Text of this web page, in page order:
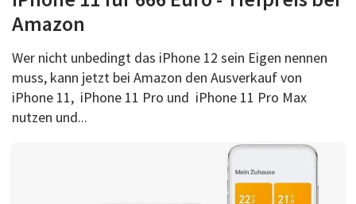
Amazon
Wer nicht unbedingt das iPhone 12 sein Eigen nennen
muss, kann jetzt bei Amazon den Ausverkauf von
iPhone 11, iPhone 11 Pro und iPhone 11 Pro Max
nutzen und...